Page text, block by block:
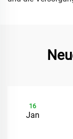
16
Jan